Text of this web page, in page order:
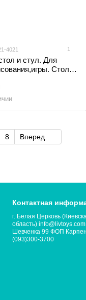
4021 1
и стул. Для
Стол с
8 Вперед
Контактная
г. Белая Церковь
область)
Шевченка 99 ФОП
(093)300-3700